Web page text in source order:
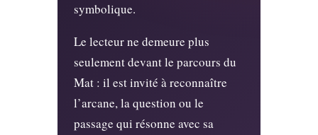
symbolique.
Le lecteur ne demeure plus
seulement devant le parcours du
Mat : il est invité à reconnaître
l’arcane, la question ou le
passage qui résonne avec sa